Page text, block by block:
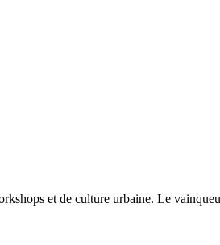
et de culture urbaine. Le